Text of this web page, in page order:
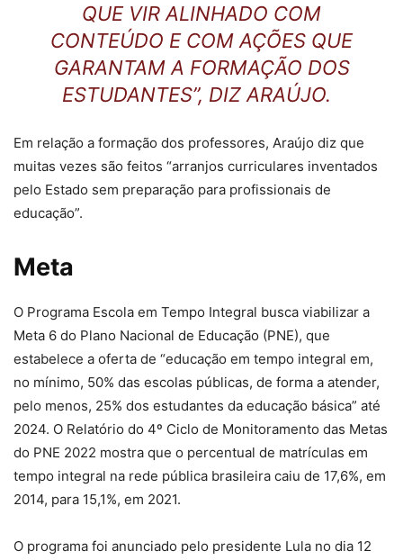
QUE VIR ALINHADO COM
CONTEÚDO E COM AÇÕES QUE
GARANTAM A FORMAÇÃO DOS
ESTUDANTES”, DIZ ARAÚJO.
Em relação a formação dos professores, Araújo diz que
muitas vezes são feitos “arranjos curriculares inventados
pelo Estado sem preparação para profissionais de
educação”.
Meta
O Programa Escola em Tempo Integral busca viabilizar a
Meta 6 do Plano Nacional de Educação (PNE), que
estabelece a oferta de “educação em tempo integral em,
no mínimo, 50% das escolas públicas, de forma a atender,
pelo menos, 25% dos estudantes da educação básica” até
2024. O Relatório do 4º Ciclo de Monitoramento das Metas
do PNE 2022 mostra que o percentual de matrículas em
tempo integral na rede pública brasileira caiu de 17,6%, em
2014, para 15,1%, em 2021.
O programa foi anunciado pelo presidente Lula no dia 12